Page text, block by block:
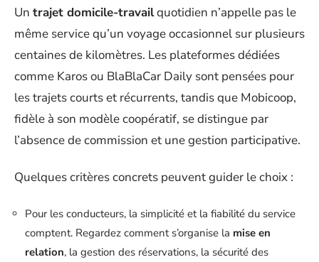
Un trajet domicile-travailquotidien n’appelle pas le
même service qu’un voyage occasionnel sur plusieurs
centaines de kilomètres. Les plateformes dédiées
comme Karos ou BlaBlaCar Daily sont pensées pour
les trajets courts et récurrents, tandis que Mobicoop,
fidèle à son modèle coopératif, se distingue par
l’absence de commission et une gestion participative.
Quelques critères concrets peuvent guider le choix :
Pour les conducteurs, la simplicité et la fiabilité du service
comptent. Regardez comment s’organise la mise en
relation, la gestion des réservations, la sécurité des